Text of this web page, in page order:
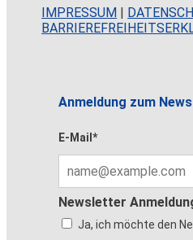
IMPRESSUM |
Anmeldung zum
E-Mail*
Newsletter
Ja, ich möchte den